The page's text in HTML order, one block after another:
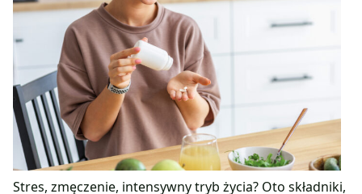
Stres, zmęczenie, intensywny tryb życia? Oto składniki,